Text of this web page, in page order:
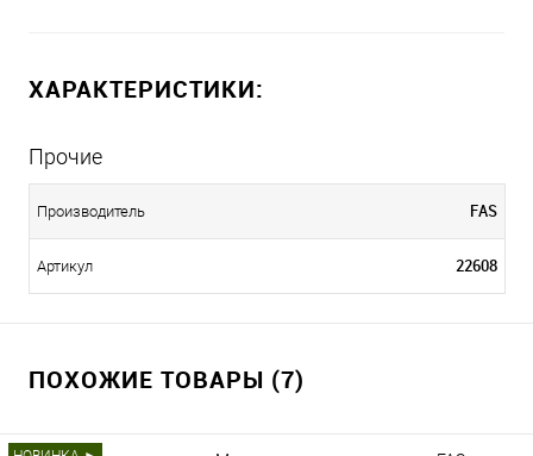
ХАРАКТЕРИСТИКИ:
Прочие
Производитель FAS
Артикул 22608
ПОХОЖИЕ ТОВАРЫ (7)